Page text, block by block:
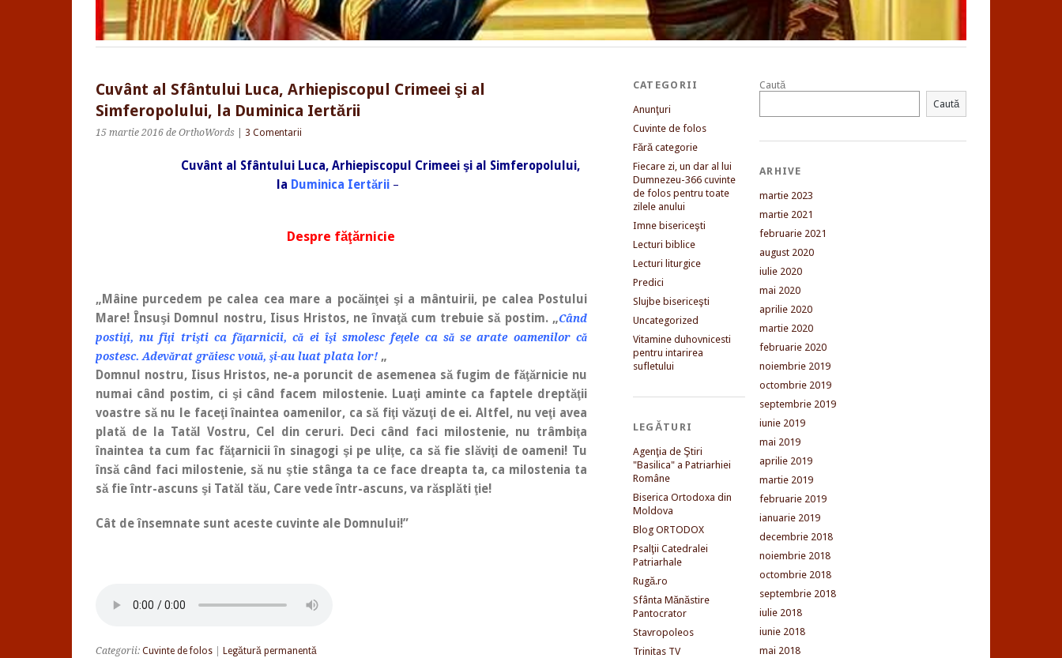
Cuvânt al Sfântului Luca, Arhiepiscopul Crimeei şi al
Simferopolului, la Duminica Iertării
15 martie 2016 de OrthoWords 3 Comentarii
Cuvânt al Sfântului Luca, Arhiepiscopul Crimeei şi al Simferopolului,
la Duminica Iertării –
Despre făţărnicie
„Mâine purcedem pe calea cea mare a pocăinţei şi a mântuirii, pe calea Postului
Mare! Însuşi Domnul nostru, Iisus Hristos, ne învaţă cum trebuie să postim. „Când
postiţi, nu fiţi trişti ca făţarnicii, că ei îşi smolesc feţele ca să se arate oamenilor că
postesc. Adevărat grăiesc vouă, şi-au luat plata lor! „
Domnul nostru, Iisus Hristos, ne-a poruncit de asemenea să fugim de făţărnicie nu
numai când postim, ci şi când facem milostenie. Luaţi aminte ca faptele dreptăţii
voastre să nu le faceţi înaintea oamenilor, ca să fiţi văzuţi de ei. Altfel, nu veţi avea
plată de la Tatăl Vostru, Cel din ceruri. Deci când faci milostenie, nu trâmbiţa
înaintea ta cum fac făţarnicii în sinagogi şi pe uliţe, ca să fie slăviţi de oameni! Tu
însă când faci milostenie, să nu ştie stânga ta ce face dreapta ta, ca milostenia ta
să fie într-ascuns şi Tatăl tău, Care vede într-ascuns, va răsplăti ţie!
Cât de însemnate sunt aceste cuvinte ale Domnului!”
Categorii: Cuvinte de folos Legătură permanentă
CATEGORII
Anunţuri
Cuvinte de folos
Fără categorie
Fiecare zi, un dar al lui
Dumnezeu-366 cuvinte
de folos pentru toate
zilele anului
Imne bisericeşti
Lecturi biblice
Lecturi liturgice
Predici
Slujbe bisericeşti
Uncategorized
Vitamine duhovnicesti
pentru intarirea
sufletului
LEGĂTURI
Agenţia de Ştiri
"Basilica" a Patriarhiei
Române
Biserica Ortodoxa din
Moldova
Blog ORTODOX
Psalţii Catedralei
Patriarhale
Rugă.ro
Sfânta Mănăstire
Pantocrator
Stavropoleos
Trinitas TV
Caută
Caută
ARHIVE
martie 2023
martie 2021
februarie 2021
august 2020
iulie 2020
mai 2020
aprilie 2020
martie 2020
februarie 2020
noiembrie 2019
octombrie 2019
septembrie 2019
iunie 2019
mai 2019
aprilie 2019
martie 2019
februarie 2019
ianuarie 2019
decembrie 2018
noiembrie 2018
octombrie 2018
septembrie 2018
iulie 2018
iunie 2018
mai 2018